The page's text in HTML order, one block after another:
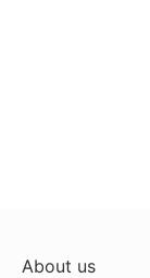
About us